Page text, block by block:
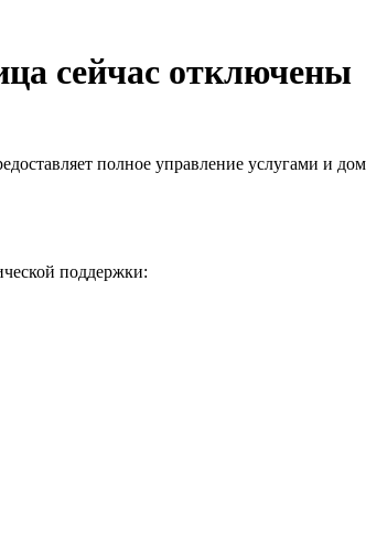
сейчас отключены
полное управление услугами и
поддержки: